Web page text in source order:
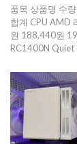
품목 상품명 수
합계 CPU AMD
원 188,440원
RC1400N